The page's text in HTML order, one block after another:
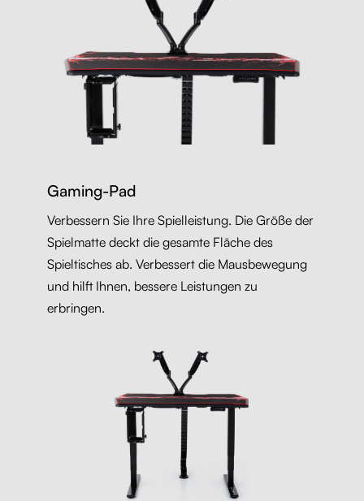
Gaming-Pad
Verbessern Sie Ihre Spielleistung. Die Größe der
Spielmatte deckt die gesamte Fläche des
Spieltisches ab. Verbessert die Mausbewegung
und hilft Ihnen, bessere Leistungen zu
erbringen.